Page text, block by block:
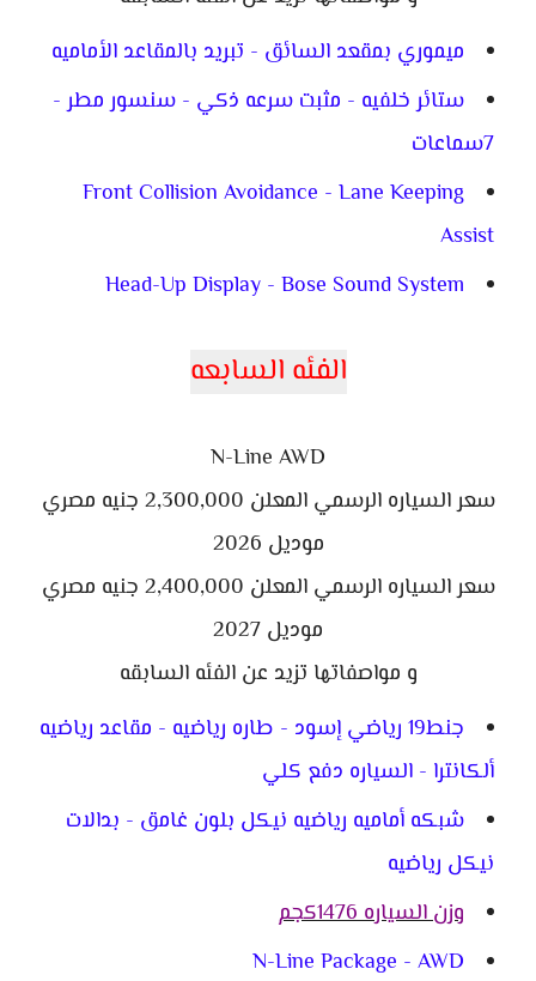
ميموري بمقعد السائق - تبريد بالمقاعد الأماميه
ستائر خلفيه - مثبت سرعه ذكي - سنسور مطر -
7سماعات
Front Collision Avoidance - Lane Keeping
Assist
Head-Up Display - Bose Sound System
الفئه السابعه
N-Line AWD
سعر السياره الرسمي المعلن 2,300,000 جنيه مصري
موديل 2026
سعر السياره الرسمي المعلن 2,400,000 جنيه مصري
موديل 2027
و مواصفاتها تزيد عن الفئه السابقه
جنط19 رياضي إسود - طاره رياضيه - مقاعد رياضيه
ألكانترا - السياره دفع كلي
شبكه أماميه رياضيه نيكل بلون غامق - بدالات
نيكل رياضيه
وزن السياره 1476كجم
N-Line Package - AWD